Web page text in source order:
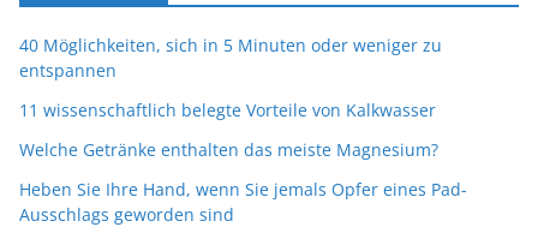
40 Möglichkeiten, sich in 5 Minuten oder weniger zu
entspannen
11 wissenschaftlich belegte Vorteile von Kalkwasser
Welche Getränke enthalten das meiste Magnesium?
Heben Sie Ihre Hand, wenn Sie jemals Opfer eines Pad-
Ausschlags geworden sind